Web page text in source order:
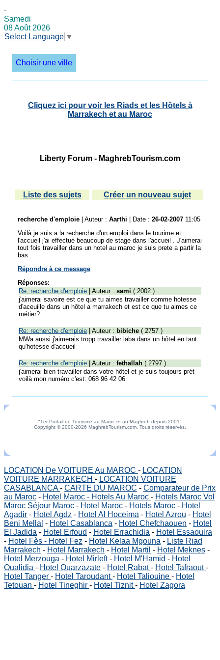
-
Samedi
08 Août 2026
Select Language ▼
Choisir une ville
Cliquez ici pour voir les Riads et les Hôtels à
Marrakech et au Maroc
Liberty Forum - MaghrebTourism.com
Liste des sujets Créer un nouveau sujet
recherche d'emploie | Auteur : Aarthi | Date : 26-02-2007 11:05
Voilà je suis a la recherche d'un emploi dans le tourime et
l'accueil j'ai effectué beaucoup de stage dans l'accueil . J'aimerai
tout fois travailler dans un hotel au maroc je suis prete a partir la
bas
Répondre à ce message
Réponses:
Re: recherche d'emploie | Auteur : sami ( 2002 )
j'aimerai savoire est ce que tu aimes travailler comme hotesse
d'aceuille dans un hôtel a marrakech et est ce que tu aimes ce
métier?
Re: recherche d'emploie | Auteur : bibiche ( 2757 )
MWa aussi j'aimerais tropp travailler laba dans un hôtel en tant
qu'hotesse d'accueil
Re: recherche d'emploie | Auteur : fethallah ( 2797 )
j'aimerai bien travailler dans votre hôtel et je suis toujours prét
voilà mon numéro c'est: 068 96 42 06
"1er Portail de Tourisme au Maroc et au Maghreb depuis 2001"
Copyright © 2000-2026 MaghrebTourism.com, Tous droits réservés.
LOCATION De VOITURE Au MAROC - LOCATION
VOITURE MARRAKECH - LOCATION VOITURE
CASABLANCA- CARTE DU MAROC - Comparateur de Prix
au Maroc - Hotel Maroc - Hotels Au Maroc - Hotels Maroc Vol
Maroc Séjour Maroc - Hotel Maroc - Hotels Maroc - Hotel
Agadir - Hotel Agdz - Hotel Al Hoceima - Hotel Azrou - Hotel
Beni Mellal - Hotel Casablanca - Hotel Chefchaouen - Hotel
El Jadida - Hotel Erfoud - Hotel Errachidia - Hotel Essaouira
- Hotel Fès - Hotel Fez - Hotel Kelaa Mgouna - Liste Riad
Marrakech - Hotel Marrakech - Hotel Martil - Hotel Meknes -
Hotel Merzouga - Hotel Mirleft- Hotel M'Hamid - Hotel
Oualidia - Hotel Ouarzazate - Hotel Rabat- Hotel Tafraout-
Hotel Tanger - Hotel Taroudant- Hotel Taliouine - Hotel
Tetouan - Hotel Tineghir - Hotel Tiznit- Hotel Zagora